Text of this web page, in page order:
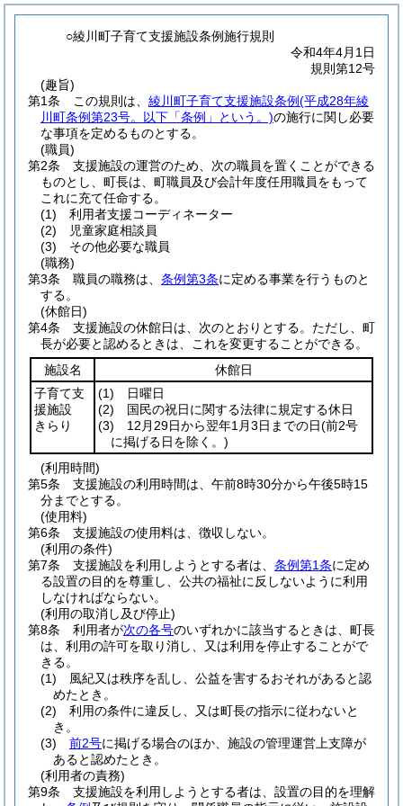
○綾川町子育て支援施設条例施行規則
令和4年4月1日
規則第12号
(趣旨)
第1条
この規則は、 綾川町子育て支援施設条例(平成28年綾
川町条例第23号。以下「条例」という。)の施行に関し必要
な事項を定めるものとする。
(職員)
第2条
支援施設の運営のため、次の職員を置くことができる
ものとし、町長は、町職員及び会計年度任用職員をもって
これに充て任命する。
(1)
利用者支援コーディネーター
(2)
児童家庭相談員
(3)
その他必要な職員
(職務)
第3条
職員の職務は、 条例第3条に定める事業を行うものと
する。
(休館日)
第4条
支援施設の休館日は、次のとおりとする。 ただし、町
長が必要と認めるときは、これを変更することができる。
施設名
休館日
子育て支
援施設
きらり
(1) 日曜日
(2) 国民の祝日に関する法律に規定する休日
(3) 12月29日から翌年1月3日までの日(前2号
に掲げる日を除く。)
(利用時間)
第5条
支援施設の利用時間は、午前8時30分から午後5時15
分までとする。
(使用料)
第6条
支援施設の使用料は、徴収しない。
(利用の条件)
第7条
支援施設を利用しようとする者は、 条例第1条に定め
る設置の目的を尊重し、公共の福祉に反しないように利用
しなければならない。
(利用の取消し及び停止)
第8条
利用者が次の各号のいずれかに該当するときは、町長
は、利用の許可を取り消し、又は利用を停止することがで
きる。
(1)
風紀又は秩序を乱し、公益を害するおそれがあると認
めたとき。
(2)
利用の条件に違反し、又は町長の指示に従わないと
き。
(3)
前2号に掲げる場合のほか、施設の管理運営上支障が
あると認めたとき。
(利用者の責務)
第9条
支援施設を利用しようとする者は、設置の目的を理解